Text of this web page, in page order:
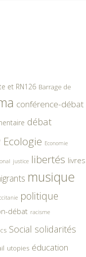
et RN126 Barrage de
conférence-débat
débat
Ecologie Economie
justice libertés livres
musique
politique
débat racisme
Social solidarités
utopies éducation